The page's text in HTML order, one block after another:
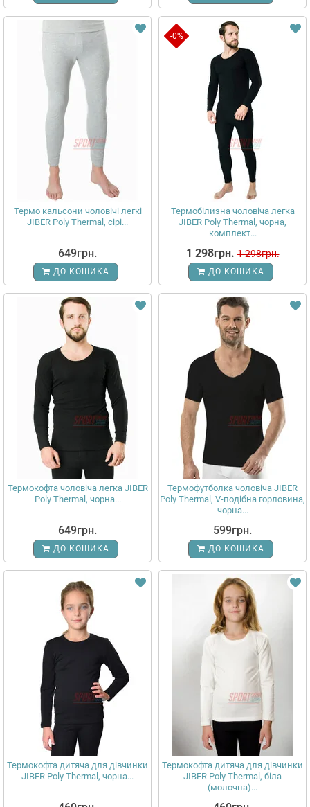
Термо кальсони чоловічі легкі
JIBER Poly Thermal, сірі...
649грн.
ДО КОШИКА
-0%
Термобілизна чоловіча легка
JIBER Poly Thermal, чорна,
комплект...
1 298грн. 1 298грн.
ДО КОШИКА
Термокофта чоловіча легка JIBER
Poly Thermal, чорна...
649грн.
ДО КОШИКА
Термофутболка чоловіча JIBER
Poly Thermal, V-подібна горловина,
чорна...
599грн.
ДО КОШИКА
Термокофта дитяча для дівчинки
JIBER Poly Thermal, чорна...
Термокофта дитяча для дівчинки
JIBER Poly Thermal, біла
(молочна)...